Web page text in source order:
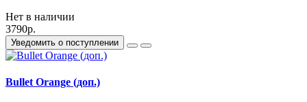
Нет в наличии
3790р.
Уведомить о поступлении
Bullet Orange (доп.)